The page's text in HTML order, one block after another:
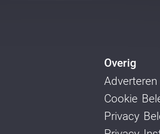
Overig
Cookie
Privacy